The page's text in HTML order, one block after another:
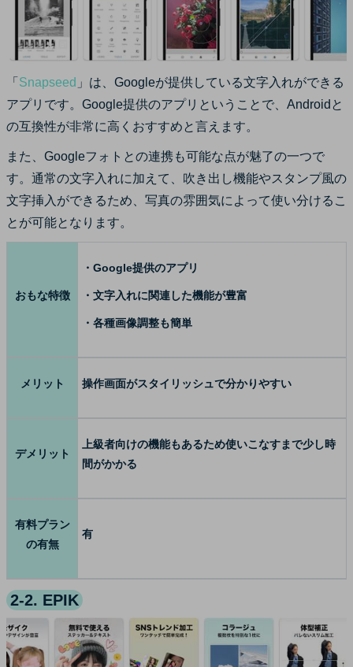
「 Snapseed 」は、Googleが提供している文字入れができる
アプリです。Google提供のアプリということで、Androidと
の互換性が非常に高くおすすめと言えます。
また、Googleフォトとの連携も可能な点が魅了の一つで
す。通常の文字入れに加えて、吹き出し機能やスタンプ風の
文字挿入ができるため、写真の雰囲気によって使い分けるこ
とが可能となります。
おもな特徴
・Google提供のアプリ
・文字入れに関連した機能が豊富
・各種画像調整も簡単
メリット 操作画面がスタイリッシュで分かりやすい
デメリット
上級者向けの機能もあるため使いこなすまで少し時
間がかかる
有料プラン
の有無
有
2-2. EPIK